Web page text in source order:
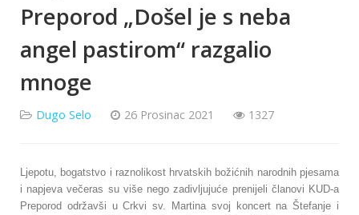
Preporod „Došel je s neba
angel pastirom“ razgalio
mnoge
Dugo Selo 26 Prosinac 2021 1327
Ljepotu, bogatstvo i raznolikost hrvatskih božićnih narodnih pjesama
i napjeva večeras su više nego zadivljujuće prenijeli članovi KUD-a
Preporod održavši u Crkvi sv. Martina svoj koncert na Štefanje i